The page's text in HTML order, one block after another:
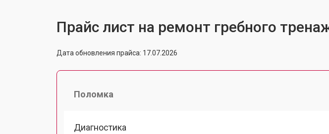
Прайс лист на ремонт гребного
Дата обновления прайса: 17.07.2026
Поломка
Диагностика